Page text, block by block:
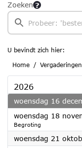
Zoeken
U bevindt zich hier:
Home
Vergaderingen
2026
woensdag 16
woensdag 18
Begroting
woensdag 21